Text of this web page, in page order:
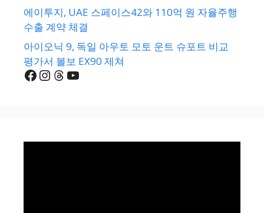
에이투지, UAE 스페이스42와 110억 원 자율주행
수출 계약 체결
아이오닉 9, 독일 아우토 모토 운트 슈포트 비교
평가서 볼보 EX90 제쳐
Facebook
Instagram
Threads
YouTube